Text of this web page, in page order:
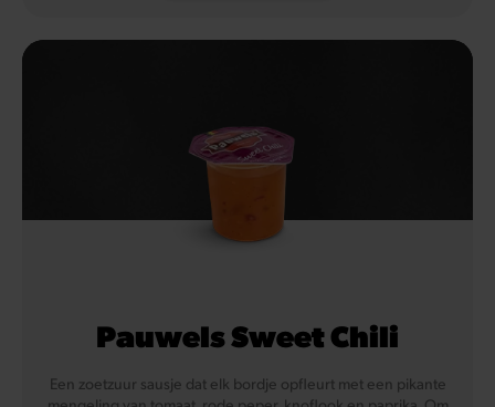
Pauwels Sweet Chili
Een zoetzuur sausje dat elk bordje opfleurt met een pikante